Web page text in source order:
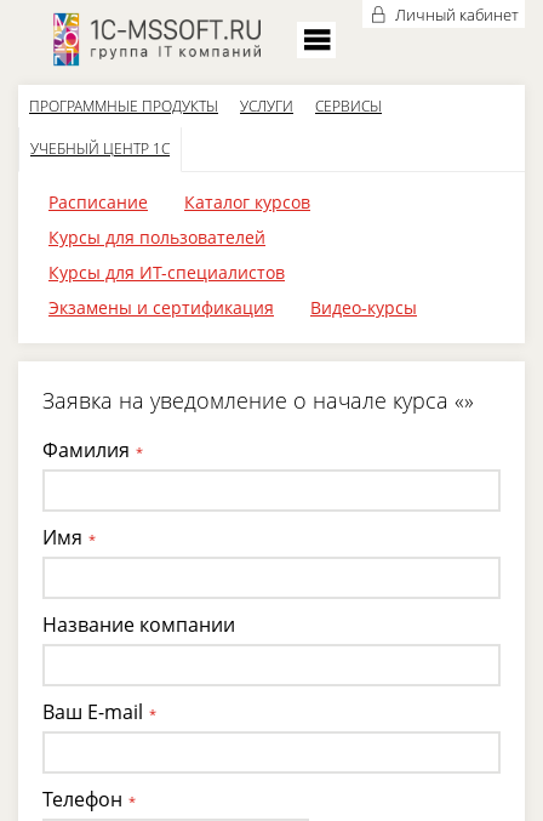
Личный кабинет
ПРОГРАММНЫЕ ПРОДУКТЫ УСЛУГИ СЕРВИСЫ
УЧЕБНЫЙ ЦЕНТР 1С
Расписание
Каталог курсов
Курсы для пользователей
Курсы для ИТ-специалистов
Экзамены и сертификация
Видео-курсы
Заявка на уведомление о начале курса «»
Фамилия *
Имя *
Название компании
Ваш E-mail *
Телефон *